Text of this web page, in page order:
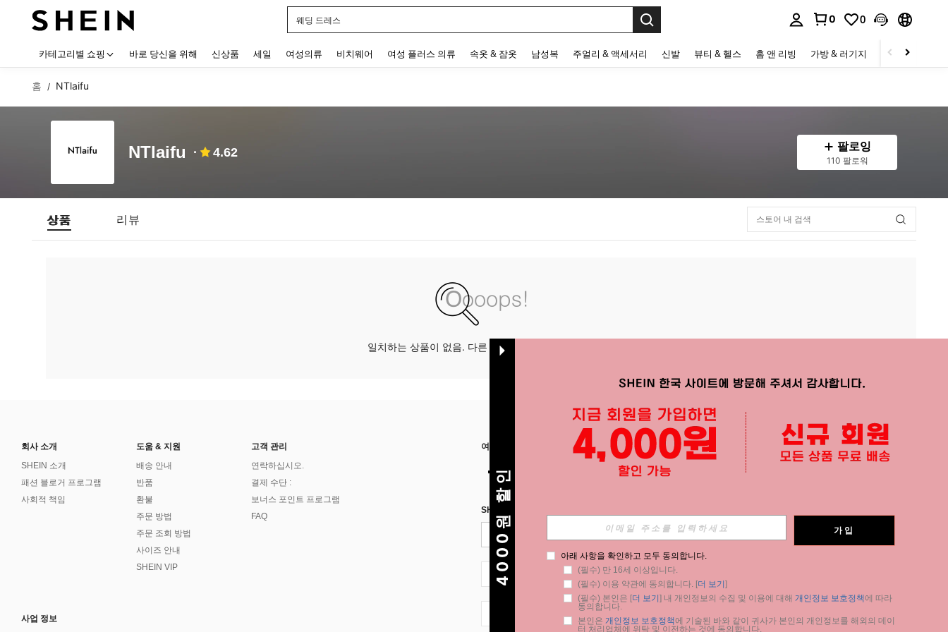
웨딩 드레스
0 0
카테고리별 쇼핑 바로 당신을 위해 신상품 세일 여성의류 비치웨어 여성 플러스 의류 속옷 & 잠옷 남성복 주얼리 & 액세서리 신발 뷰티 & 헬스 홈 앤 리빙 가방 & 러기지 스포츠 & 아웃
홈 / NTlaifu
NTlaifu 4.62 팔로잉
110 팔로워
상품 리뷰
일치하는 상품이 없음. 다른 옵션으로 시도하십시오.
회사 소개
SHEIN 소개
패션 블로거 프로그램
사회적 책임
도움 & 지원
배송 안내
반품
환불
주문 방법
주문 조회 방법
사이즈 안내
SHEIN VIP
고객 관리
연락하십시오.
결제 수단 :
보너스 포인트 프로그램
FAQ
사업 정보
여기에서 저희를 찾아주세요 APP
SHEIN STYLE NEWS에 등록하세요.
KR + 82
4000원 할인 가입
아래 사항을 확인하고 모두 동의합니다.
(필수) 만 16세 이상입니다.
(필수) 이용 약관에 동의합니다. [더 보기 ]
(필수) 본인은 [더 보기 ] 내 개인정보의 수집 및 이용에 대해 개인정보 보호정책에 따라
동의합니다.
본인은 개인정보 보호정책에 기술된 바와 같이 귀사가 본인의 개인정보를 해외의 데이
터 처리업체에 위탁 및 이전하는 것에 동의합니다.